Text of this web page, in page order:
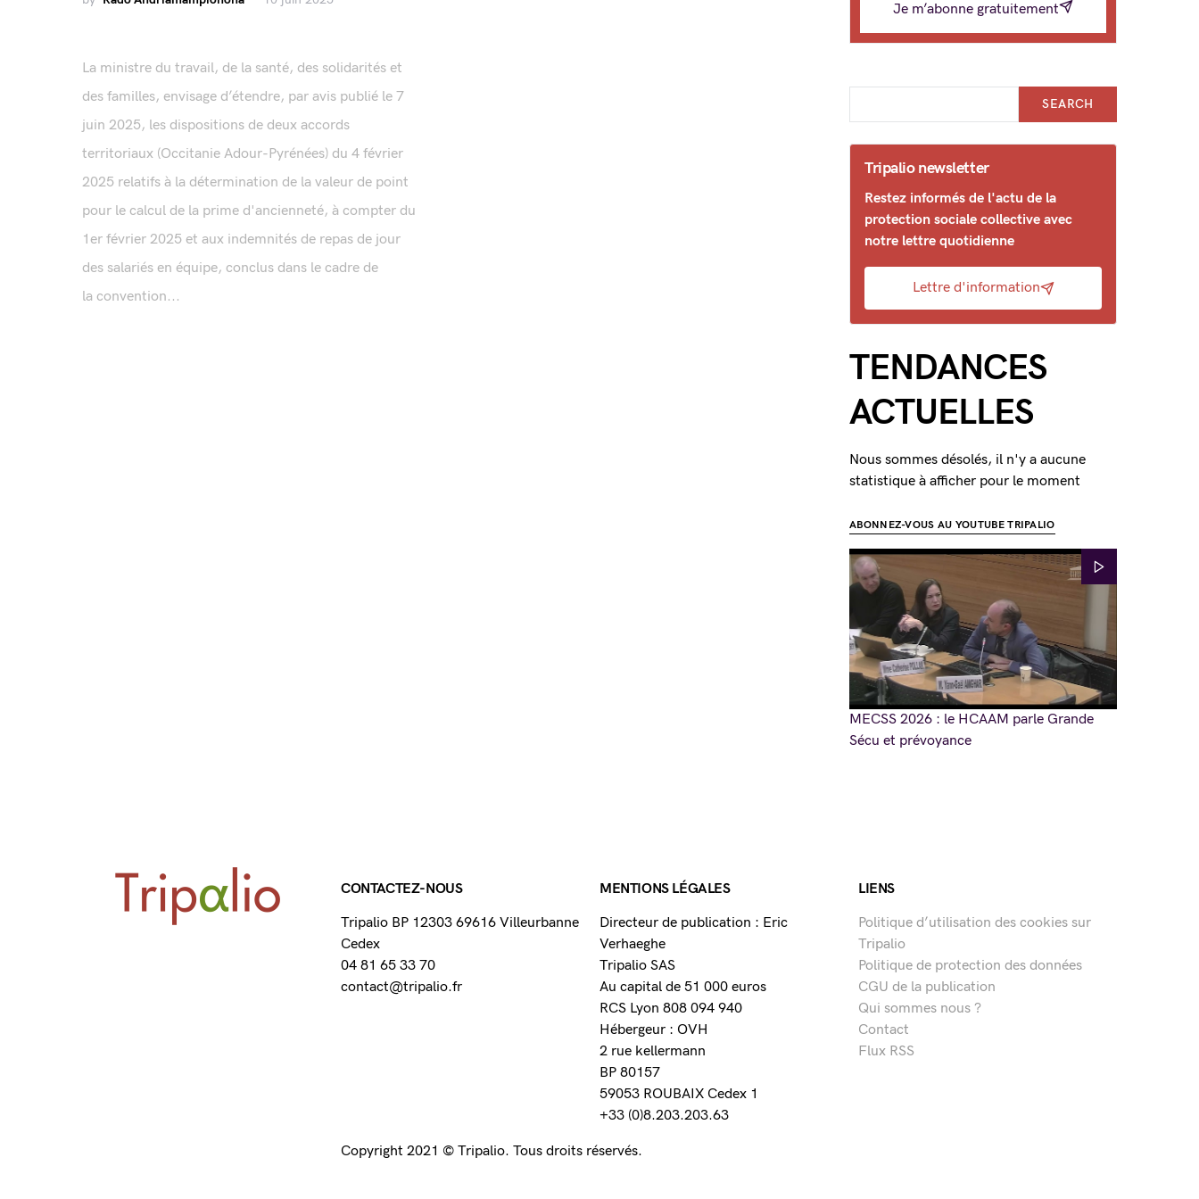
La ministre du travail, de la santé, des solidarités et
des familles, envisage d’étendre, par avis publié le 7
juin 2025, les dispositions de deux accords
territoriaux (Occitanie Adour-Pyrénées) du 4 février
2025 relatifs à la détermination de la valeur de point
pour le calcul de la prime d'ancienneté, à compter du
1er février 2025 et aux indemnités de repas de jour
des salariés en équipe, conclus dans le cadre de
la convention...
Je m’abonne gratuitement
SEARCH
Tripalio newsletter
Restez informés de l'actu de la
protection sociale collective avec
notre lettre quotidienne
Lettre d'information
TENDANCES
ACTUELLES
Nous sommes désolés, il n'y a aucune
statistique à afficher pour le moment
ABONNEZ-VOUS AU YOUTUBE TRIPALIO
MECSS 2026 : le HCAAM parle Grande
Sécu et prévoyance
CONTACTEZ-NOUS
Tripalio BP 12303 69616 Villeurbanne
Cedex
04 81 65 33 70
contact@tripalio.fr
MENTIONS LÉGALES
Directeur de publication : Eric
Verhaeghe
Tripalio SAS
Au capital de 51 000 euros
RCS Lyon 808 094 940
Hébergeur : OVH
2 rue kellermann
BP 80157
59053 ROUBAIX Cedex 1
+33 (0)8.203.203.63
LIENS
Politique d’utilisation des cookies sur
Tripalio
Politique de protection des données
CGU de la publication
Qui sommes nous ?
Contact
Flux RSS
Copyright 2021 © Tripalio. Tous droits réservés.